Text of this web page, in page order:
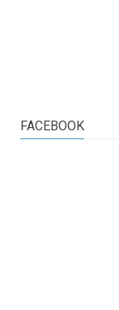
FACEBOOK